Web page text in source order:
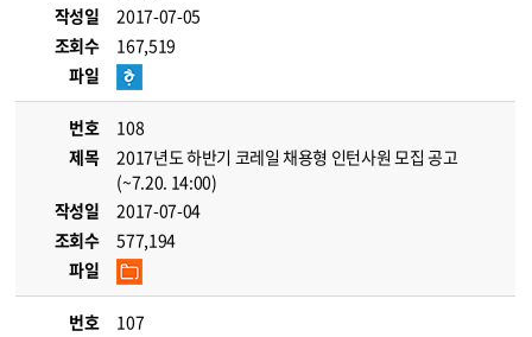
작성일
2017-07-05
조회수
167,519
파일
번호
108
제목
2017년도 하반기 코레일 채용형 인턴사원 모집 공고
(~7.20. 14:00)
작성일
2017-07-04
조회수
577,194
파일
번호
107